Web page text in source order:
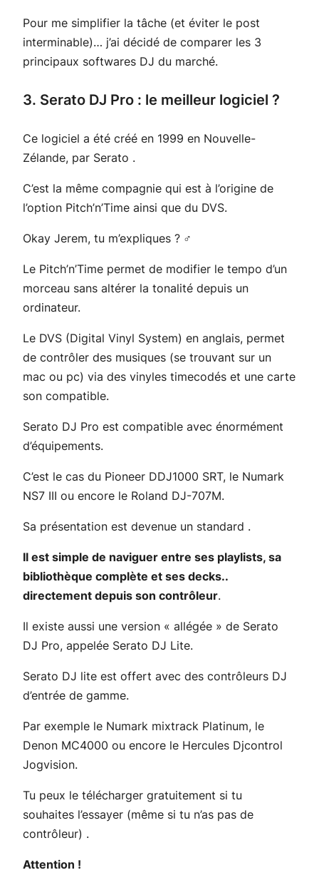
Pour me simplifier la tâche (et éviter le post
interminable)… j’ai décidé de comparer les 3
principaux softwares DJ du marché.
3. Serato DJ Pro : le meilleur logiciel ?
Ce logiciel a été créé en 1999 en Nouvelle-
Zélande, par Serato .
C’est la même compagnie qui est à l’origine de
l’option Pitch’n’Time ainsi que du DVS.
Okay Jerem, tu m’expliques ? ‍♂
Le Pitch’n’Time permet de modifier le tempo d’un
morceau sans altérer la tonalité depuis un
ordinateur.
Le DVS (Digital Vinyl System) en anglais, permet
de contrôler des musiques (se trouvant sur un
mac ou pc) via des vinyles timecodés et une carte
son compatible.
Serato DJ Pro est compatible avec énormément
d’équipements.
C’est le cas du Pioneer DDJ1000 SRT, le Numark
NS7 III ou encore le Roland DJ-707M.
Sa présentation est devenue un standard .
Il est simple de naviguer entre ses playlists, sa
bibliothèque complète et ses decks..
directement depuis son contrôleur.
Il existe aussi une version « allégée » de Serato
DJ Pro, appelée Serato DJ Lite.
Serato DJ lite est offert avec des contrôleurs DJ
d’entrée de gamme.
Par exemple le Numark mixtrack Platinum, le
Denon MC4000 ou encore le Hercules Djcontrol
Jogvision.
Tu peux le télécharger gratuitement si tu
souhaites l’essayer (même si tu n’as pas de
contrôleur) .
Attention !